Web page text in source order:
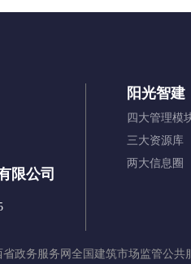
限公司
阳光智建
四大管理模
三大资源库
两大信息圈
省政务服务网 全国建筑市场监管公共